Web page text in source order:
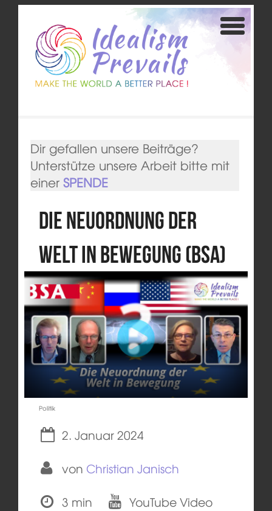
Dir gefallen unsere Beiträge?
Unterstütze unsere Arbeit bitte mit
einer SPENDE
Die Neuordnung der
Welt in Bewegung (BSA)
Politik
2. Januar 2024
von Christian Janisch
3 min
YouTube Video